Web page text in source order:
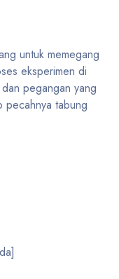
untuk memegang
eksperimen di
pegangan yang
pecahnya tabung